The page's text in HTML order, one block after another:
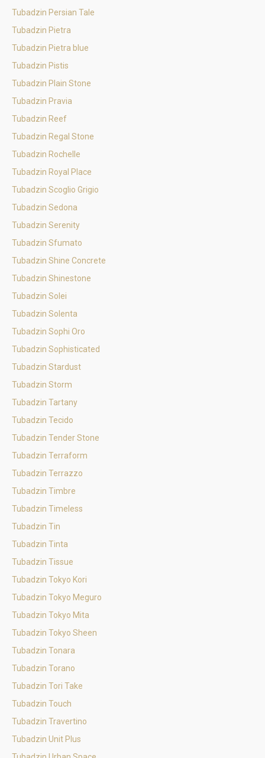
Tubadzin Persian Tale
Tubadzin Pietra
Tubadzin Pietra blue
Tubadzin Pistis
Tubadzin Plain Stone
Tubadzin Pravia
Tubadzin Reef
Tubadzin Regal Stone
Tubadzin Rochelle
Tubadzin Royal Place
Tubadzin Scoglio Grigio
Tubadzin Sedona
Tubadzin Serenity
Tubadzin Sfumato
Tubadzin Shine Concrete
Tubadzin Shinestone
Tubadzin Solei
Tubadzin Solenta
Tubadzin Sophi Oro
Tubadzin Sophisticated
Tubadzin Stardust
Tubadzin Storm
Tubadzin Tartany
Tubadzin Tecido
Tubadzin Tender Stone
Tubadzin Terraform
Tubadzin Terrazzo
Tubadzin Timbre
Tubadzin Timeless
Tubadzin Tin
Tubadzin Tinta
Tubadzin Tissue
Tubadzin Tokyo Kori
Tubadzin Tokyo Meguro
Tubadzin Tokyo Mita
Tubadzin Tokyo Sheen
Tubadzin Tonara
Tubadzin Torano
Tubadzin Tori Take
Tubadzin Touch
Tubadzin Travertino
Tubadzin Unit Plus